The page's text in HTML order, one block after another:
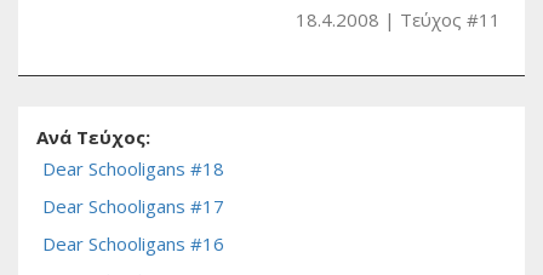
18.4.2008 Τεύχος #11
Ανά Τεύχος:
Dear Schooligans #18
Dear Schooligans #17
Dear Schooligans #16